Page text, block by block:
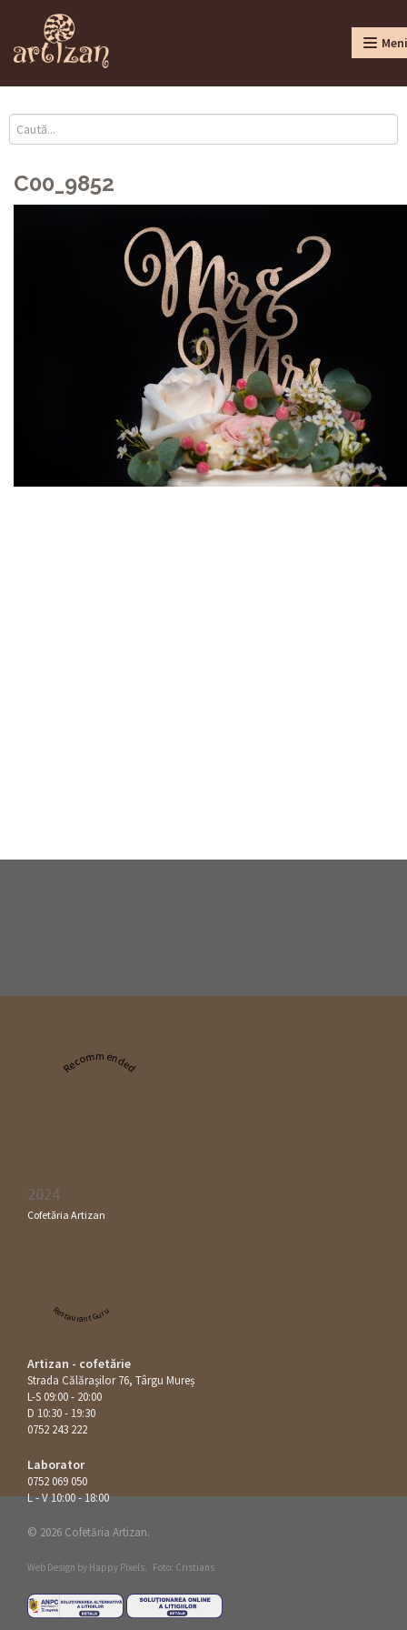
C00_9852
Recommended
2024
Cofetăria Artizan
Restaurant Guru
Artizan - cofetărie
Strada Călăraşilor 76, Târgu Mureș
L-S 09:00 - 20:00
D 10:30 - 19:30
0752 243 222
Laborator
0752 069 050
L - V 10:00 - 18:00
© 2026 Cofetăria Artizan.
Web Design by Happy Pixels. Foto: Cristians